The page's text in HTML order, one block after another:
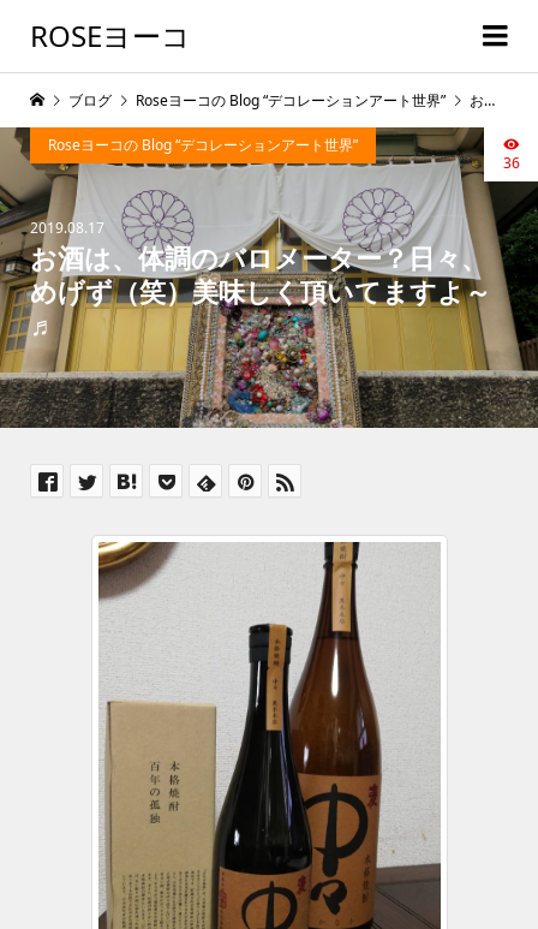
ROSEヨーコ
2019.08.17
お酒は、体調のバロメーター？日々、
めげず（笑）美味しく頂いてますよ～
♬
Roseヨーコの Blog “デコレーションアート世界”
36
ブログ Roseヨーコの Blog “デコレーションアート世界” お酒は、体調のバロメーター？日々、めげず（笑）美味しく頂いてますよ～♬